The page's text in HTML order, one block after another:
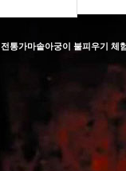
전통가마솥아궁이 불피우기 체